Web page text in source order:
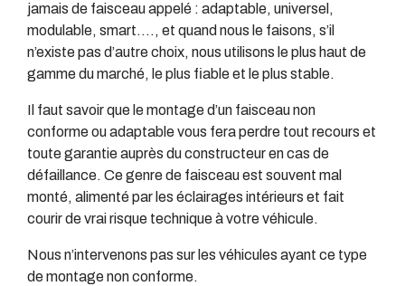
jamais de faisceau appelé : adaptable, universel,
modulable, smart…., et quand nous le faisons, s’il
n’existe pas d’autre choix, nous utilisons le plus haut de
gamme du marché, le plus fiable et le plus stable.
Il faut savoir que le montage d’un faisceau non
conforme ou adaptable vous fera perdre tout recours et
toute garantie auprès du constructeur en cas de
défaillance. Ce genre de faisceau est souvent mal
monté, alimenté par les éclairages intérieurs et fait
courir de vrai risque technique à votre véhicule.
Nous n’intervenons pas sur les véhicules ayant ce type
de montage non conforme.